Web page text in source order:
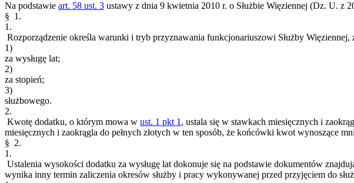
Na podstawie art. 58 ust. 3 ustawy z dnia 9 kwietnia 2010 r. o Służbie Więziennej (Dz. U. z
§ 1.
1.
Rozporządzenie określa warunki i tryb przyznawania funkcjonariuszowi Służby
1)
za wysługę lat;
2)
za stopień;
3)
służbowego.
2.
Kwotę dodatku, o którym mowa w ust. 1 pkt 1 , ustala się w stawkach miesięcznych i
miesięcznych i zaokrągla do pełnych złotych w ten sposób, że końcówki kwot wynoszące
§ 2.
1.
Ustalenia wysokości dodatku za wysługę lat dokonuje się na podstawie dokumentów
wynika inny termin zaliczenia okresów służby i pracy wykonywanej przed przyjęciem do